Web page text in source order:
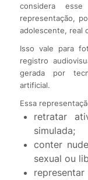
considera
representação,
adolescente, real
Isso vale para
registro
gerada por
artificial.
Essa
retratar
simulada;
conter
sexual ou